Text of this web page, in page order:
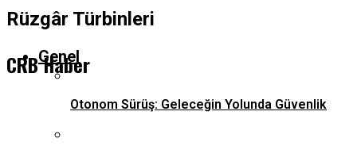
CRB Haber
Genel
Otonom Sürüş: Geleceğin Yolunda Güvenlik
Rüzgâr Türbinleri